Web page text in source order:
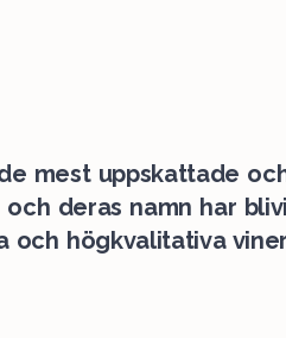
mest uppskattade
deras namn har
och högkvalitativa